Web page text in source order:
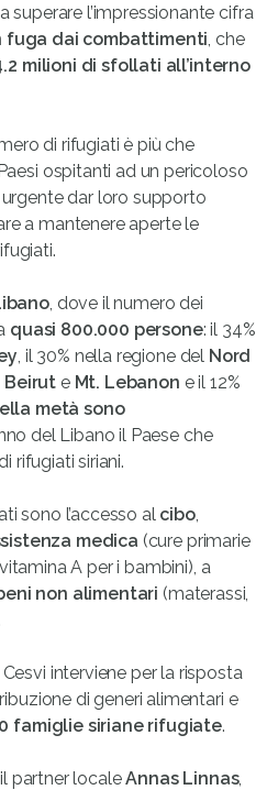
l’impressionante cifra
fuga dai combattimenti , che
milioni di sfollati all’interno
di rifugiati è più che
ospitanti ad un pericoloso
urgente dar loro supporto
a mantenere aperte le
, dove il numero dei
quasi 800.000 persone: il 34%
, il 30% nella regione del Nord
Beirut e Mt. Lebanon e il 12%
metà sono
del Libano il Paese che
rifugiati siriani.
sono l’accesso al cibo,
medica (cure primarie
A per i bambini), a
non alimentari (materassi,
Cesvi interviene per la risposta
di generi alimentari e
famiglie siriane rifugiate.
partner localeAnnas Linnas,